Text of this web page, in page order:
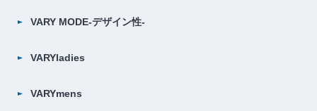
VARY MODE-デザイン性-
VARYladies
VARYmens